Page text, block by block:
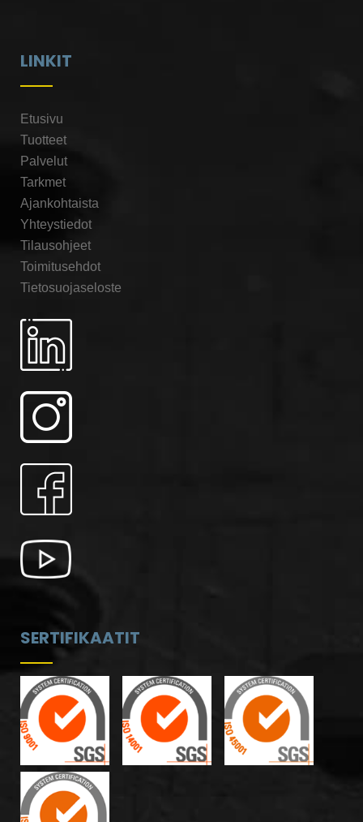
LINKIT
Etusivu
Tuotteet
Palvelut
Tarkmet
Ajankohtaista
Yhteystiedot
Tilausohjeet
Toimitusehdot
Tietosuojaseloste
SERTIFIKAATIT